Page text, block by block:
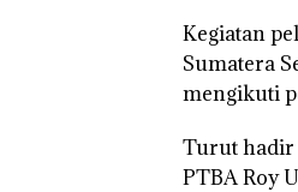
Kegiatan
Sumatera
mengikuti
Turut hadir
PTBA Roy